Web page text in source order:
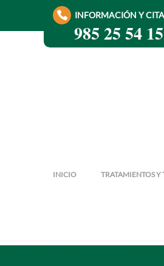
985 25 54 15
INFORMACIÓN Y
INICIO TRATAMIENTOS Y